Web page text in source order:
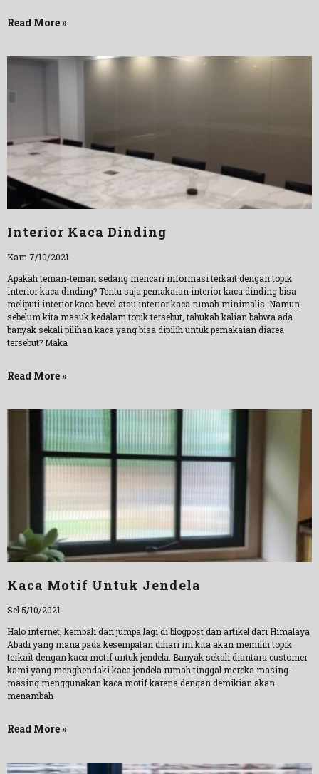
Read More »
Interior Kaca Dinding
Kam 7/10/2021
Apakah teman-teman sedang mencari informasi terkait dengan topik
interior kaca dinding? Tentu saja pemakaian interior kaca dinding bisa
meliputi interior kaca bevel atau interior kaca rumah minimalis. Namun
sebelum kita masuk kedalam topik tersebut, tahukah kalian bahwa ada
banyak sekali pilihan kaca yang bisa dipilih untuk pemakaian diarea
tersebut? Maka
Read More »
Kaca Motif Untuk Jendela
Sel 5/10/2021
Halo internet, kembali dan jumpa lagi di blogpost dan artikel dari Himalaya
Abadi yang mana pada kesempatan dihari ini kita akan memilih topik
terkait dengan kaca motif untuk jendela. Banyak sekali diantara customer
kami yang menghendaki kaca jendela rumah tinggal mereka masing-
masing menggunakan kaca motif karena dengan demikian akan
menambah
Read More »